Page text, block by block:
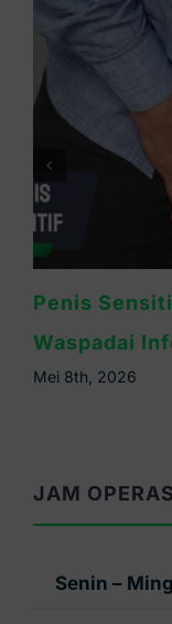
Cara
Kenali
Mei 6th, 2026
JAM
Senin –